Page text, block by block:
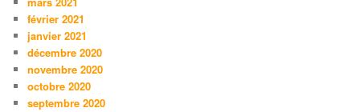
février 2021
janvier 2021
décembre 2020
novembre 2020
octobre 2020
septembre 2020